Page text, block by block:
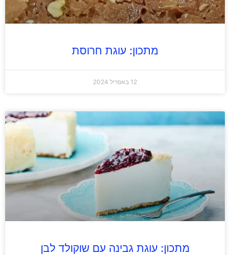
מתכון: עוגת חרוסת
12 באפריל 2024
מתכון: עוגת גבינה עם שוקולד לבן